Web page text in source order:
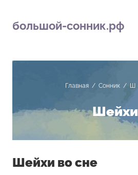
большой-сонник.рф
Главная / Сонник / Ш
Шейхи
Шейхи во сне